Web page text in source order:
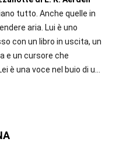
tutto. Anche quelle in
aria. Lui è uno
con un libro in uscita, un
e un cursore che
è una voce nel buio di u...